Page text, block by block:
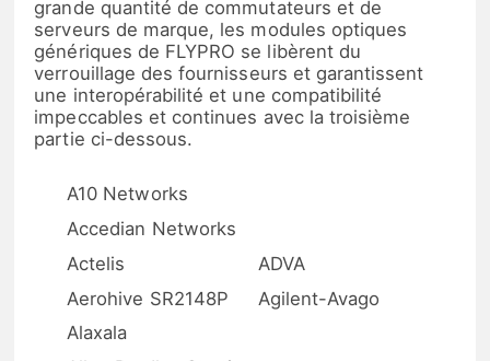
grande quantité de commutateurs et de
serveurs de marque, les modules optiques
génériques de FLYPRO se libèrent du
verrouillage des fournisseurs et garantissent
une interopérabilité et une compatibilité
impeccables et continues avec la troisième
partie ci-dessous.
A10 Networks
Accedian Networks
Actelis
ADVA
Aerohive SR2148P
Agilent-Avago
Alaxala